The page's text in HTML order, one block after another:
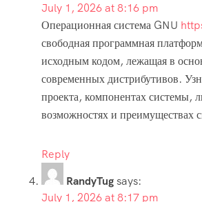
July 1, 2026 at 8:16 pm
Операционная система GNU
свободная программная
исходным кодом, лежащая в
современных дистрибутивов.
проекта, компонентах системы,
возможностях и преимуществах
Reply
RandyTugsays:
July 1, 2026 at 8:17 pm